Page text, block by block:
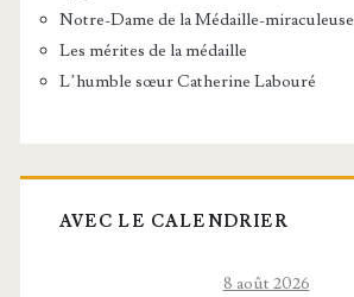
Notre-Dame de la Médaille-miraculeuse
Les mérites de la médaille
L’humble sœur Catherine Labouré
AVEC LE CALENDRIER
8 août 2026